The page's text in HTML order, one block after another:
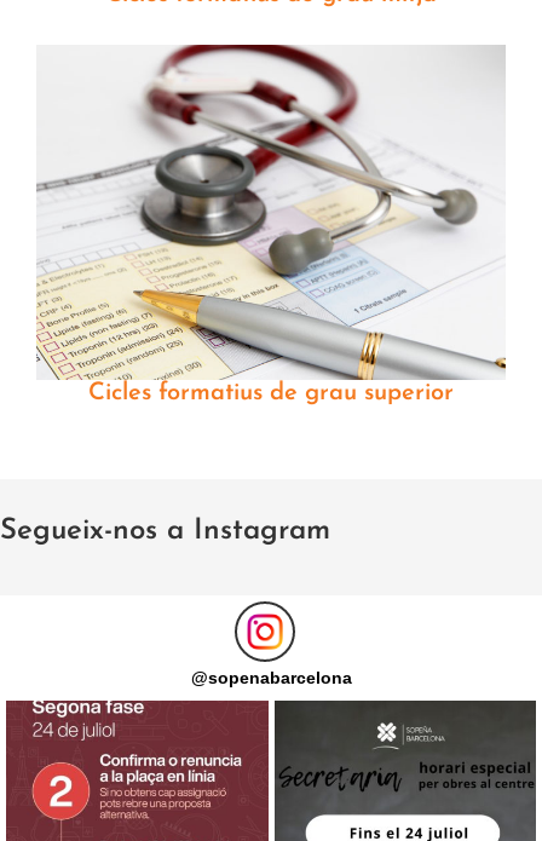
Cicles formatius de grau superior
Segueix-nos a Instagram
@sopenabarcelona